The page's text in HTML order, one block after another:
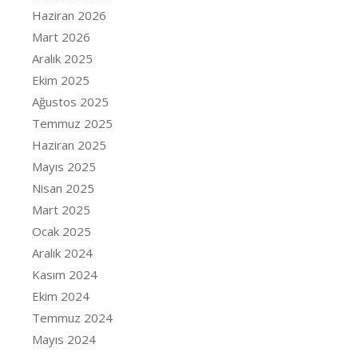
Haziran 2026
Mart 2026
Aralık 2025
Ekim 2025
Ağustos 2025
Temmuz 2025
Haziran 2025
Mayıs 2025
Nisan 2025
Mart 2025
Ocak 2025
Aralık 2024
Kasım 2024
Ekim 2024
Temmuz 2024
Mayıs 2024